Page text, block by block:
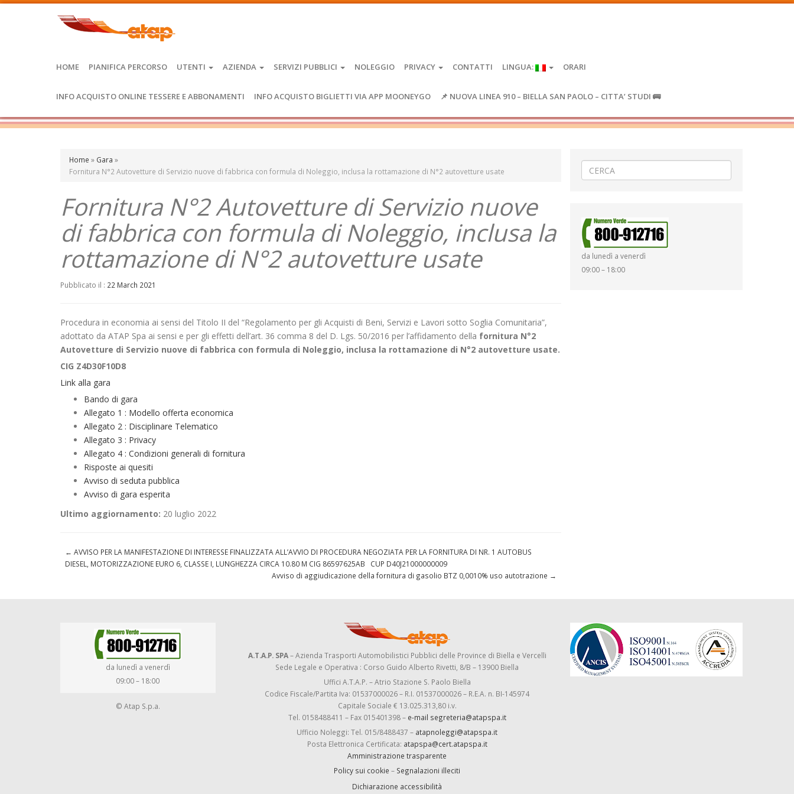
HOME PIANIFICA PERCORSO UTENTI AZIENDA SERVIZI PUBBLICI NOLEGGIO PRIVACY CONTATTI LINGUA: ORARI
INFO ACQUISTO ONLINE TESSERE E ABBONAMENTI INFO ACQUISTO BIGLIETTI VIA APP MOONEYGO 📌 NUOVA LINEA 910 – BIELLA SAN PAOLO – CITTA’ STUDI 🚌
Home » Gara »
Fornitura N°2 Autovetture di Servizio nuove di fabbrica con formula di Noleggio, inclusa la rottamazione di N°2 autovetture usate
Fornitura N°2 Autovetture di Servizio nuove
di fabbrica con formula di Noleggio, inclusa la
rottamazione di N°2 autovetture usate
Pubblicato il : 22 March 2021
Procedura in economia ai sensi del Titolo II del “Regolamento per gli Acquisti di Beni, Servizi e Lavori sotto Soglia Comunitaria”,
adottato da ATAP Spa ai sensi e per gli effetti dell’art. 36 comma 8 del D. Lgs. 50/2016 per l’affidamento della fornitura N°2
Autovetture di Servizio nuove di fabbrica con formula di Noleggio, inclusa la rottamazione di N°2 autovetture usate.
CIG Z4D30F10D8
Link alla gara
Bando di gara
Allegato 1 : Modello offerta economica
Allegato 2 : Disciplinare Telematico
Allegato 3 : Privacy
Allegato 4 : Condizioni generali di fornitura
Risposte ai quesiti
Avviso di seduta pubblica
Avviso di gara esperita
Ultimo aggiornamento: 20 luglio 2022
← AVVISO PER LA MANIFESTAZIONE DI INTERESSE FINALIZZATA ALL’AVVIO DI PROCEDURA NEGOZIATA PER LA FORNITURA DI NR. 1 AUTOBUS
DIESEL, MOTORIZZAZIONE EURO 6, CLASSE I, LUNGHEZZA CIRCA 10.80 M CIG 86597625AB CUP D40J21000000009
Avviso di aggiudicazione della fornitura di gasolio BTZ 0,0010% uso autotrazione →
da lunedì a venerdì
09:00 – 18:00
da lunedì a venerdì
09:00 – 18:00
© Atap S.p.a.
A.T.A.P. SPA– Azienda Trasporti Automobilistici Pubblici delle Province di Biella e Vercelli
Sede Legale e Operativa : Corso Guido Alberto Rivetti, 8/B – 13900 Biella
Uffici A.T.A.P. – Atrio Stazione S. Paolo Biella
Codice Fiscale/Partita Iva: 01537000026 – R.I. 01537000026 – R.E.A. n. BI-145974
Capitale Sociale € 13.025.313,80 i.v.
Tel. 0158488411 – Fax 015401398 – e-mail segreteria@atapspa.it
Ufficio Noleggi: Tel. 015/8488437 – atapnoleggi@atapspa.it
Posta Elettronica Certificata: atapspa@cert.atapspa.it
Amministrazione trasparente
Policy sui cookie – Segnalazioni illeciti
Dichiarazione accessibilità